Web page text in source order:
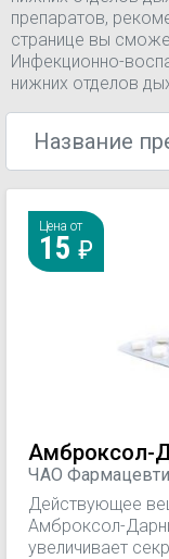
препаратов,
странице вы
Инфекционно-
нижних отделов
Цена от
15
Амброксол-
ЧАО
Украина
Действующее
Амброксол-
увеличивает